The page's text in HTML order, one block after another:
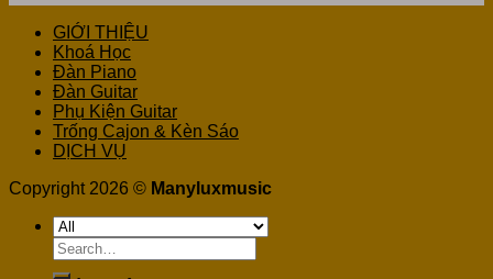
GIỚI THIỆU
Khoá Học
Đàn Piano
Đàn Guitar
Phụ Kiện Guitar
Trống Cajon & Kèn Sáo
DỊCH VỤ
Copyright 2026 © Manyluxmusic
Search
for: